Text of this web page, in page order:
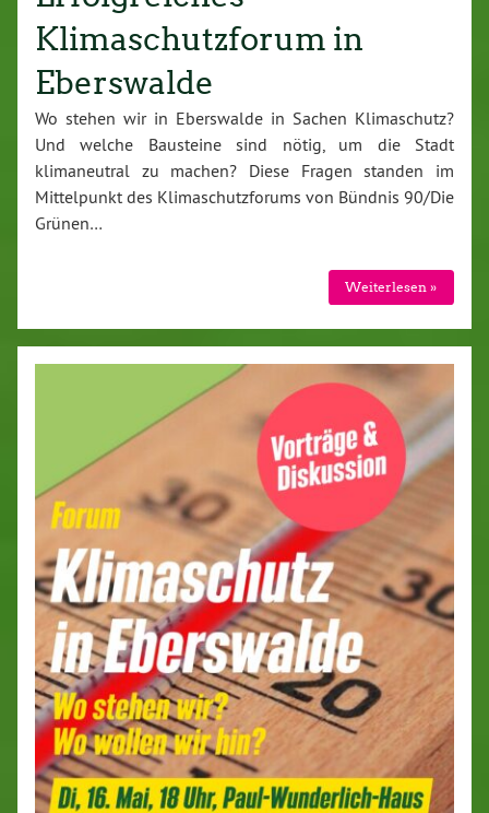
Klimaschutzforum in
Eberswalde
Wo stehen wir in Eberswalde in Sachen Klimaschutz?
Und welche Bausteine sind nötig, um die Stadt
klimaneutral zu machen? Diese Fragen standen im
Mittelpunkt des Klimaschutzforums von Bündnis 90/Die
Grünen…
Weiterlesen »